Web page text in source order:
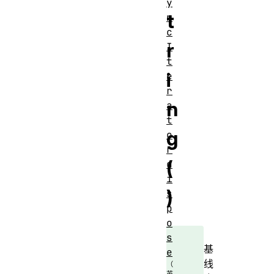
t
r
i
n
g
(
)
基
线
n
c
I
t
e
r
a
t
o
r
d
i
s
p
o
s
e